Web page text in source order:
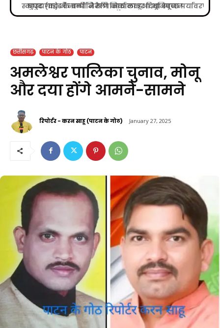
स्काउट गाइड के बच्चों ने रैली निकालकर दिया स्वच्छ पर्यावरण
का संदेश
छत्तीसगढ़ पाटन के गोठ पाटन
अमलेश्वर पालिका चुनाव, मोनू
और दया होंगे आमने-सामने
रिपोर्टर - करन साहू (पाटन के गोठ) January 27, 2025